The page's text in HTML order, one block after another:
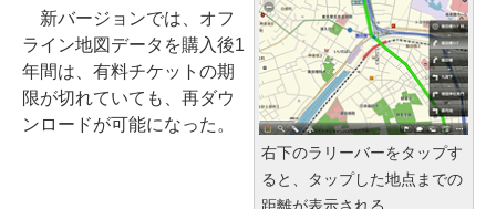
右下のラリーバーをタップす
ると、タップした地点までの
新バージョンでは、オフ
ライン地図データを購入後1
年間は、有料チケットの期
限が切れていても、再ダウ
ンロードが可能になった。